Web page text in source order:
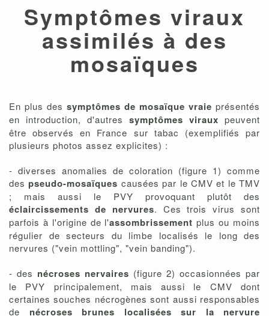
Symptômes viraux
assimilés à des
mosaïques
En plus des symptômes de mosaïque vraie présentés
en introduction, d'autres symptômes viraux peuvent
être observés en France sur tabac (exemplifiés par
plusieurs photos assez explicites) :
- diverses anomalies de coloration (figure 1) comme
despseudo-mosaïques causées par le CMV et le TMV
; mais aussi le PVY provoquant plutôt des
éclaircissements de nervures. Ces trois virus sont
parfois à l'origine de l'assombrissement plus ou moins
régulier de secteurs du limbe localisés le long des
nervures ("vein mottling", "vein banding").
- des nécroses nervaires (figure 2) occasionnées par
le PVY principalement, mais aussi le CMV dont
certaines souches nécrogènes sont aussi responsables
de nécroses brunes localisées sur la nervure